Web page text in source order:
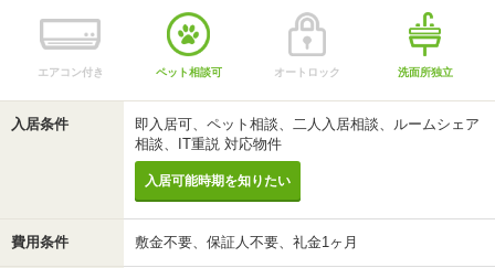
エアコン付き ペット相談可 オートロック 洗面所独立
入居条件
即入居可、ペット相談、二人入居相談、ルームシェア
相談、IT重説 対応物件
入居可能時期を知りたい
費用条件 敷金不要、保証人不要、礼金1ヶ月